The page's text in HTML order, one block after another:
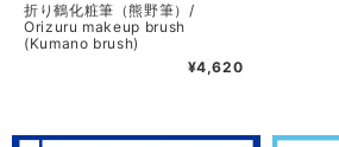
折り鶴化粧筆（熊野筆）/
Orizuru makeup brush
(Kumano brush)
¥4,620